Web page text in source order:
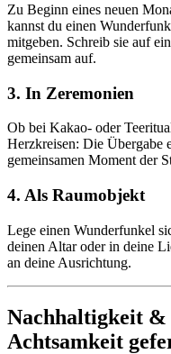
Zu Beginn eines neuen
kannst du einen
mitgeben. Schreib sie auf
gemeinsam auf.
3. In Zeremonien
Ob bei Kakao- oder
Herzkreisen: Die Übergabe
gemeinsamen Moment der
4. Als Raumobjekt
Lege einen Wunderfunkel
deinen Altar oder in deine
an deine Ausrichtung.
Nachhaltigkeit
Achtsamkeit